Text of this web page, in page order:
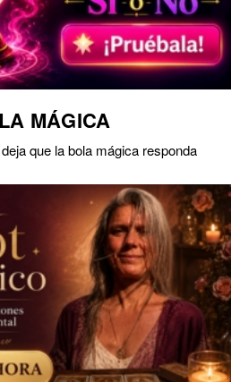
MÁGICA
que la bola mágica responda